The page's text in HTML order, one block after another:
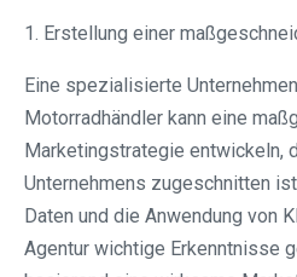
1. Erstellung einer
Eine spezialisierte
Motorradhändler kann eine
Marketingstrategie entwickeln,
Unternehmens zugeschnitten
Daten und die Anwendung von
Agentur wichtige Erkenntnisse